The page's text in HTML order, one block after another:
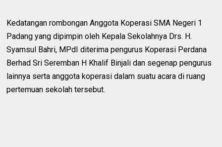
‎Kedatangan rombongan Anggota Koperasi SMA Negeri 1
Padang yang dipimpin oleh Kepala Sekolahnya Drs. H.
Syamsul Bahri, MPdI diterima pengurus Koperasi Perdana
Berhad Sri Seremban H Khalif Binjali dan segenap pengurus
lainnya serta anggota koperasi dalam suatu acara di ruang
pertemuan sekolah tersebut.